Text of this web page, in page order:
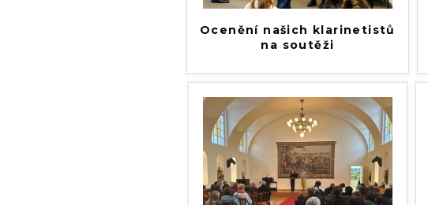
Ocenění našich klarinetistů
na soutěži